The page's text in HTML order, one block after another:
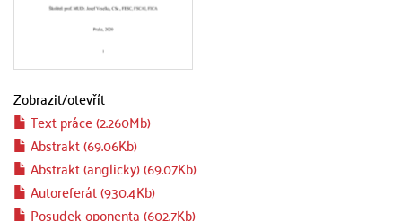
Zobrazit/otevřít
Text práce (2.260Mb)
Abstrakt (69.06Kb)
Abstrakt (anglicky) (69.07Kb)
Autoreferát (930.4Kb)
Posudek oponenta (602.7Kb)